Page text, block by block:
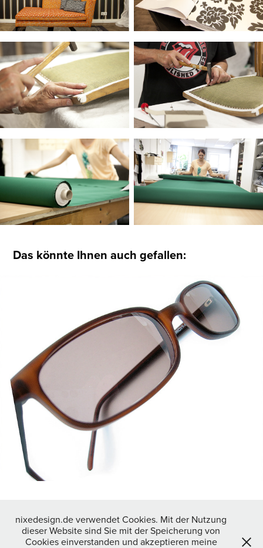
Das könnte Ihnen auch gefallen:
Drucksachengestaltung, Fotoaufnahmen
2026 © Dipl. Designerin Nicole Rademacher, Nixe
Kommunikationsdesign, Hafenstr. 64, Haus 1, 48153 Münster
Telefon +49 251 5301794, Mobil +49 174 9231258,
nixedesign.de verwendet Cookies. Mit der Nutzung
dieser Website sind Sie mit der Speicherung von
Cookies einverstanden und akzeptieren meine